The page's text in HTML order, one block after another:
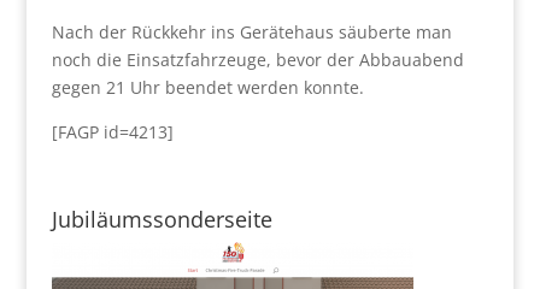
Nach der Rückkehr ins Gerätehaus säuberte man
noch die Einsatzfahrzeuge, bevor der Abbauabend
gegen 21 Uhr beendet werden konnte.
[FAGP id=4213]
Jubiläumssonderseite